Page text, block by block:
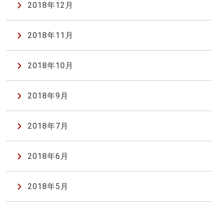
2018年12月
2018年11月
2018年10月
2018年9月
2018年7月
2018年6月
2018年5月